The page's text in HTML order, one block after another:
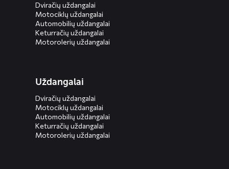
Dviračių uždangalai
Motociklų uždangalai
Automobilių uždangalai
Keturračių uždangalai
Motorolerių uždangalai
Uždangalai
Dviračių uždangalai
Motociklų uždangalai
Automobilių uždangalai
Keturračių uždangalai
Motorolerių uždangalai